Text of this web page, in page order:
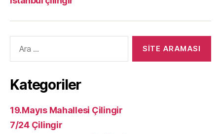
yap:
Kategoriler
19.Mayıs Mahallesi Çilingir
7/24 Çilingir